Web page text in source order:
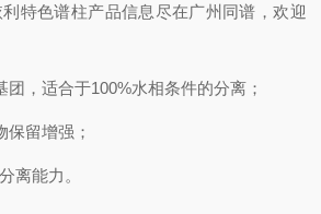
特色谱柱产品信息尽在广州同谱，欢迎
，适合于100%水相条件的分离；
留增强；
离能力。